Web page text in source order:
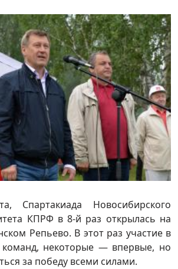
Спартакиада Новосибирского
КПРФ в 8-й раз открылась на
Репьево. В этот раз участие в
некоторые — впервые, но
за победу всеми силами.